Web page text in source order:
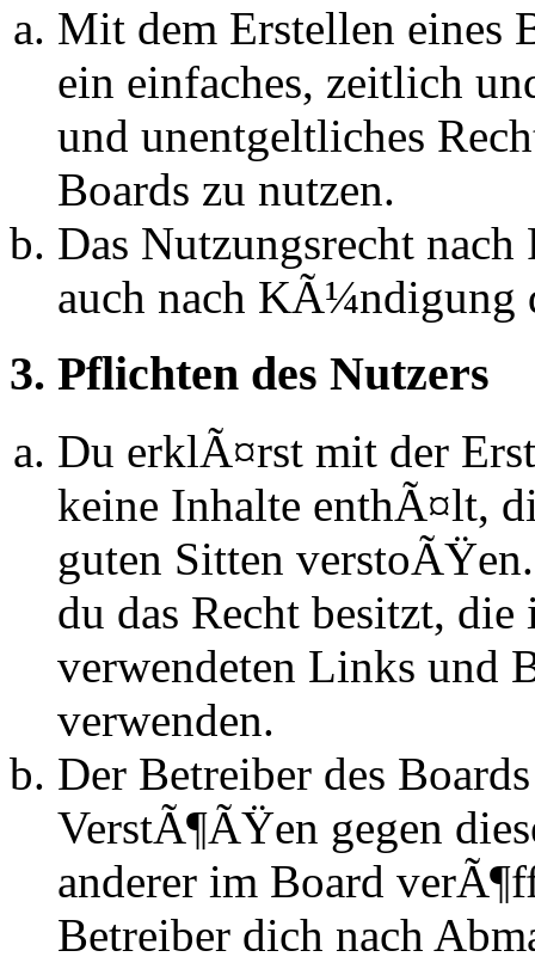
Mit dem Erstellen eines
ein einfaches, zeitlich
und unentgeltliches
Boards zu nutzen.
Das Nutzungsrecht
auch nach KÃ¼ndigung
3. Pflichten des Nutzers
Du erklÃ¤rst mit der
keine Inhalte enthÃ¤lt,
guten Sitten
du das Recht besitzt,
verwendeten Links und
verwenden.
Der Betreiber des
VerstÃ¶ÃŸen gegen
anderer im Board
Betreiber dich nach